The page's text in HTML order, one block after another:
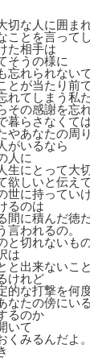
切な人に囲ま
ことを言って
た相手は
そうの様に
忘れられない
とが当たり前
れてしまう私
その感謝を忘
暮らさなくて
やあなたの周
がいるなら
人に
生にとって大
欲しいと伝えて
世に持ってい
るのは
間に積んだ徳だ
言われるの。
と切れないも
は
と出来ないこ
けれど
的な打撃を何
なたの傍にい
るのか
いて
くみるんだよ。